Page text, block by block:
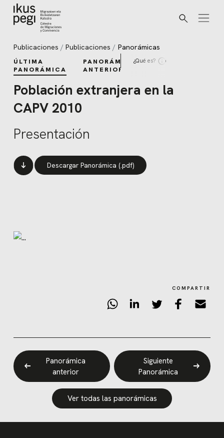
Ir directamente al contenido
Buscar
Publicaciones Publicaciones Panorámicas
ÚLTIMA
PANORÁMICA
PANORÁMICAS
ANTERIORES
¿Qué es?
Población extranjera en la
CAPV 2010
Presentación
Descargar Panorámica (.pdf)
COMPARTIR
Panorámica
anterior
Siguiente
Panorámica
Ver todas las panorámicas